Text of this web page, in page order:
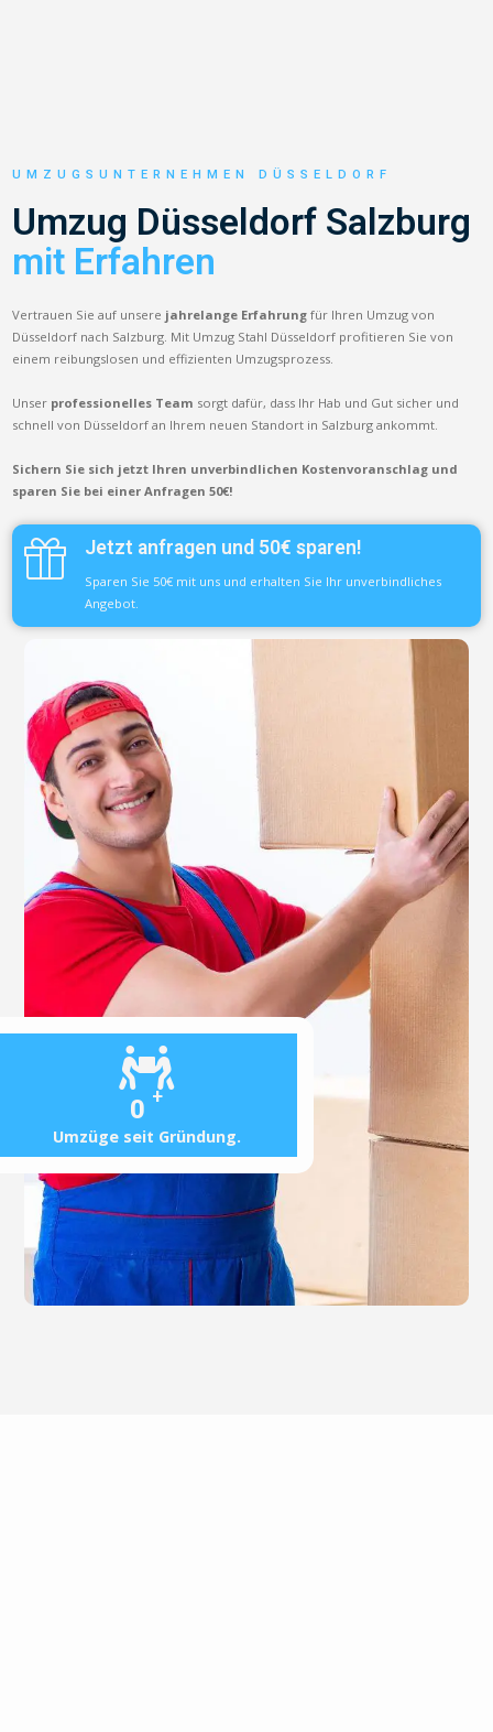
0 +
Umzüge seit Gründung.
UMZUGSUNTERNEHMEN DÜSSELDORF
Umzug Düsseldorf Salzburg
mit Erfahren
Vertrauen Sie auf unsere jahrelange Erfahrung für Ihren Umzug von
Düsseldorf nach Salzburg. Mit Umzug Stahl Düsseldorf profitieren Sie von
einem reibungslosen und effizienten Umzugsprozess.
Unser professionelles Team sorgt dafür, dass Ihr Hab und Gut sicher und
schnell von Düsseldorf an Ihrem neuen Standort in Salzburg ankommt.
Sichern Sie sich jetzt Ihren unverbindlichen Kostenvoranschlag und
sparen Sie bei einer Anfragen 50€!
Jetzt anfragen und 50€ sparen!
Sparen Sie 50€ mit uns und erhalten Sie Ihr unverbindliches
Angebot.